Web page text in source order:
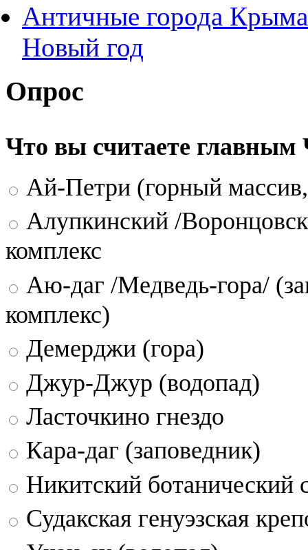
Античные города
Новый год
Опрос
Что вы считаете
Ай-Петри (горный
Алупкинский /
комплекс
Аю-даг /Медведь-гора/
комплекс)
Демерджи (гора)
Джур-Джур (водопад)
Ласточкино гнездо
Кара-даг (заповедник)
Никитский ботанический
Судакская генуэзская